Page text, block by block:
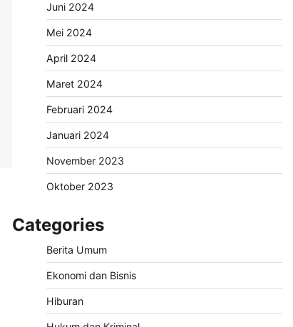
Juni 2024
Mei 2024
April 2024
Maret 2024
Februari 2024
Januari 2024
November 2023
Oktober 2023
Categories
Berita Umum
Ekonomi dan Bisnis
Hiburan